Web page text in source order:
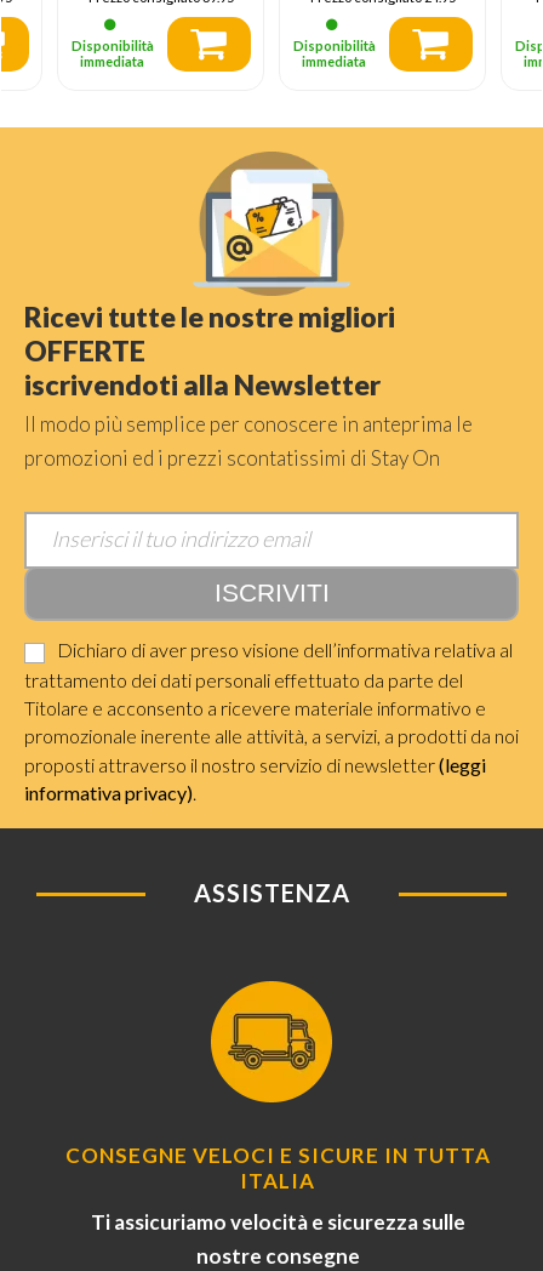
Disponibilità
immediata
Disponibilità
immediata
Ricevi tutte le nostre migliori
OFFERTE
iscrivendoti alla Newsletter
Il modo più semplice per conoscere in anteprima le
promozioni ed i prezzi scontatissimi di Stay On
Dichiaro di aver preso visione dell’informativa relativa al
trattamento dei dati personali effettuato da parte del
Titolare e acconsento a ricevere materiale informativo e
promozionale inerente alle attività, a servizi, a prodotti da noi
proposti attraverso il nostro servizio di newsletter(leggi
informativa privacy)
ASSISTENZA
CONSEGNE VELOCI E SICURE IN TUTTA
ITALIA
Ti assicuriamo velocità e sicurezza sulle
nostre consegne